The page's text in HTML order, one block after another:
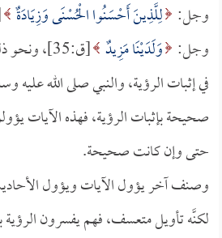
وجل: لِلَّذِينَ أَحْسَنُوا الْحُسْنَى وَزِيَادَةٌ
وجل: وَلَدَيْنَا مَزِيدٌ
[ق:35]،
في إثبات الرؤية، والنبي صلى الله عليه
صحيحة بإثبات الرؤية، فهذه الآيات
حتى وإن كانت صحيحة.
وصنف آخر يؤول الآيات ويؤول
لكنَّه تأويل متعسف، فهم يفسرون الرؤية